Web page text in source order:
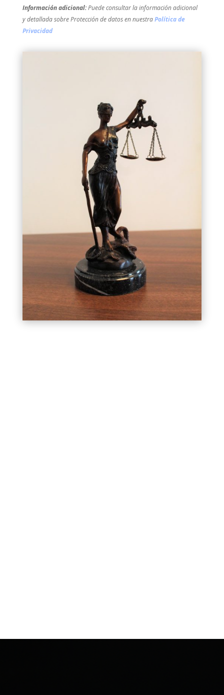
Información adicional:Puede consultar la información adicional
y detallada sobre Protección de datos en nuestraPolítica de
Privacidad